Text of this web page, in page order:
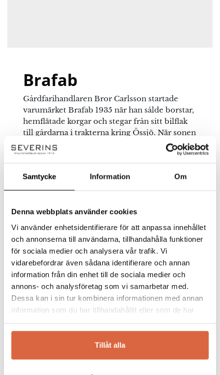
Samtycke Information Om
Denna webbplats använder cookies
Vi använder enhetsidentifierare för att anpassa innehållet
och annonserna till användarna, tillhandahålla funktioner
för sociala medier och analysera vår trafik. Vi
vidarebefordrar även sådana identifierare och annan
information från din enhet till de sociala medier och
annons- och analysföretag som vi samarbetar med.
Dessa kan i sin tur kombinera informationen med annan
information som du har tillhandahållit eller som de har
Tillåt alla
Spara mitt namn, min e-postadress och webbplats i
denna webbläsare till nästa gång jag skriver en
kommentar.
Brafab
Gårdfarihandlaren Bror Carlsson startade
varumärket Brafab 1935 när han sålde borstar,
hemflätade korgar och stegar från sitt bilflak
till gårdarna i trakterna kring Össjö. När sonen
Rolf började i företaget startades försäljning
direkt till andra företag och 1975 övergick
Kvalitet, stil och funktion
En utemöbel från Brafab har väl genomtänk
hemmet och trädgården, altanen eller
balkongen något speciellt. Önskar du relaxa i
vid poolen, äta sena middagar med
ellersoffgruppen
under sena sommarkvällar eller ta en fika på
balkongen har vi något för dig. Du skall kunna
användautemöblernai såväl regn som
solsken utan några som helst bekymmer.
Brafab erbjuder ett brett och stilsäkert
håller år efter år.